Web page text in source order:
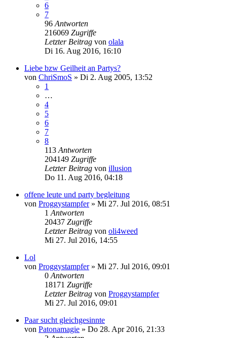
6
7
96 Antworten
216069 Zugriffe
Letzter Beitrag von olala
Di 16. Aug 2016, 16:10
Liebe bzw Geilheit an Partys?
von ChriSmoS » Di 2. Aug 2005, 13:52
1
…
4
5
6
7
8
113 Antworten
204149 Zugriffe
Letzter Beitrag von illusion
Do 11. Aug 2016, 04:18
offene leute und party begleitung
von Proggystampfer» Mi 27. Jul 2016, 08:51
1 Antworten
20437 Zugriffe
Letzter Beitrag von oli4weed
Mi 27. Jul 2016, 14:55
Lol
von Proggystampfer» Mi 27. Jul 2016, 09:01
0 Antworten
18171 Zugriffe
Letzter Beitrag von Proggystampfer
Mi 27. Jul 2016, 09:01
Paar sucht gleichgesinnte
von Patonamagie » Do 28. Apr 2016, 21:33